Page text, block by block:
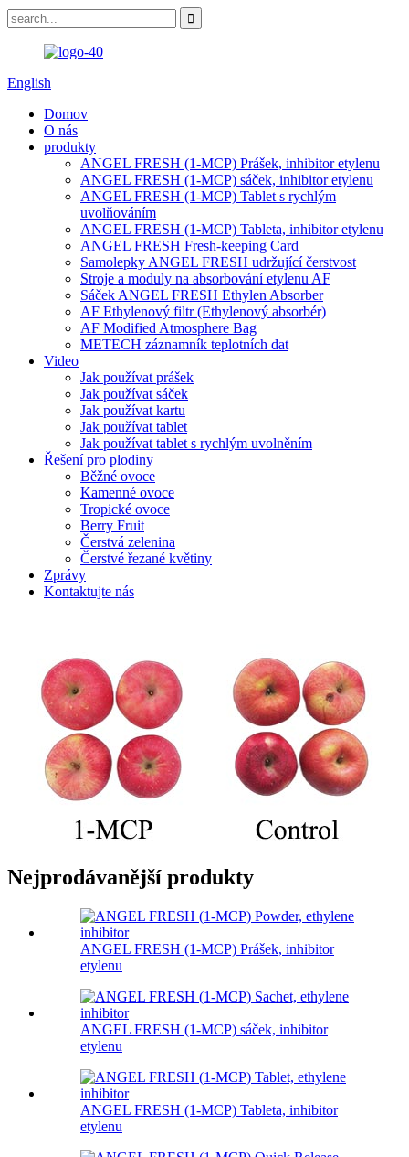
English
Domov
O nás
produkty
ANGEL FRESH (1-MCP) Prášek, inhibitor etylenu
ANGEL FRESH (1-MCP) sáček, inhibitor etylenu
ANGEL FRESH (1-MCP) Tablet s rychlým
uvolňováním
ANGEL FRESH (1-MCP) Tableta, inhibitor etylenu
ANGEL FRESH Fresh-keeping Card
Samolepky ANGEL FRESH udržující čerstvost
Stroje a moduly na absorbování etylenu AF
Sáček ANGEL FRESH Ethylen Absorber
AF Ethylenový filtr (Ethylenový absorbér)
AF Modified Atmosphere Bag
METECH záznamník teplotních dat
Video
Jak používat prášek
Jak používat sáček
Jak používat kartu
Jak používat tablet
Jak používat tablet s rychlým uvolněním
Řešení pro plodiny
Běžné ovoce
Kamenné ovoce
Tropické ovoce
Berry Fruit
Čerstvá zelenina
Čerstvé řezané květiny
Zprávy
Kontaktujte nás
Nejprodávanější produkty
ANGEL FRESH (1-MCP) Prášek, inhibitor
etylenu
ANGEL FRESH (1-MCP) sáček, inhibitor
etylenu
ANGEL FRESH (1-MCP) Tableta, inhibitor
etylenu